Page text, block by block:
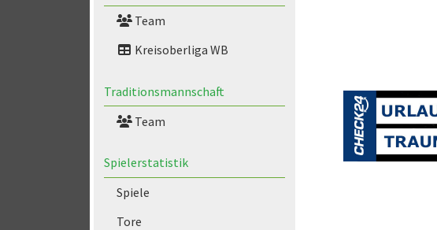
Team
Kreisoberliga WB
Traditionsmannschaft
Team
Spielerstatistik
Spiele
Tore